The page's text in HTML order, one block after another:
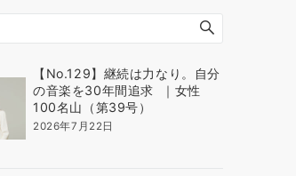
【No.129】継続は力なり。自分
の音楽を30年間追求 ｜女性
100名山（第39号）
2026年7月22日